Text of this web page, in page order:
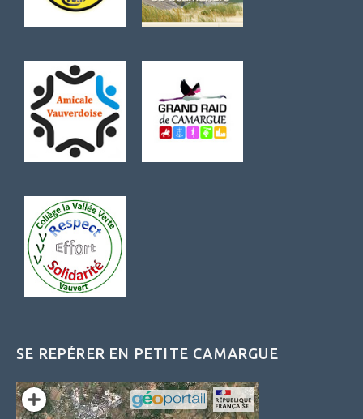
SE REPÉRER EN PETITE CAMARGUE